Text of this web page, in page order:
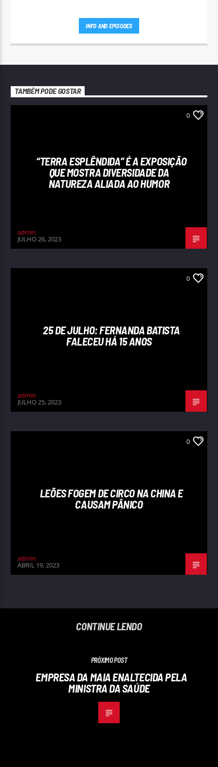
INFO AND EPISODES
TAMBÉM PODE GOSTAR
0
“TERRA ESPLÊNDIDA” É A EXPOSIÇÃO
QUE MOSTRA DIVERSIDADE DA
NATUREZA ALIADA AO HUMOR
admin
JULHO 26, 2023
0
25 DE JULHO: FERNANDA BATISTA
FALECEU HÁ 15 ANOS
admin
JULHO 25, 2023
0
LEÕES FOGEM DE CIRCO NA CHINA E
CAUSAM PÂNICO
admin
ABRIL 19, 2023
CONTINUE LENDO
PRÓXIMO POST
EMPRESA DA MAIA ENALTECIDA PELA
MINISTRA DA SAÚDE